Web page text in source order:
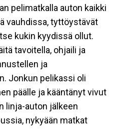
pelimatkalla auton kaikki
vauhdissa, tyttöystävät
kukin kyydissä ollut.
tavoitella, ohjaili ja
ja
Jonkun pelikassi oli
päälle ja kääntänyt vivut
linja-auton jälkeen
nykyään matkat